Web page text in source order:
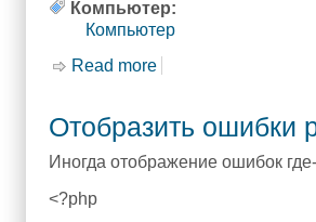
Компьютер:
Компьютер
Read more
Отобразить ошибки
Иногда отображение ошибок
<?php